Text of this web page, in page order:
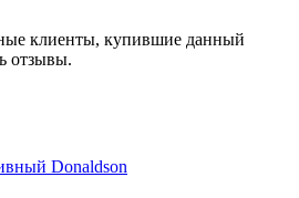
клиенты, купившие данный
отзывы.